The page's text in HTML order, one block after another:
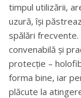
timpul utilizării,
uzură, își
spălări
convenabilă și
protecție –
forma bine, iar
plăcute la